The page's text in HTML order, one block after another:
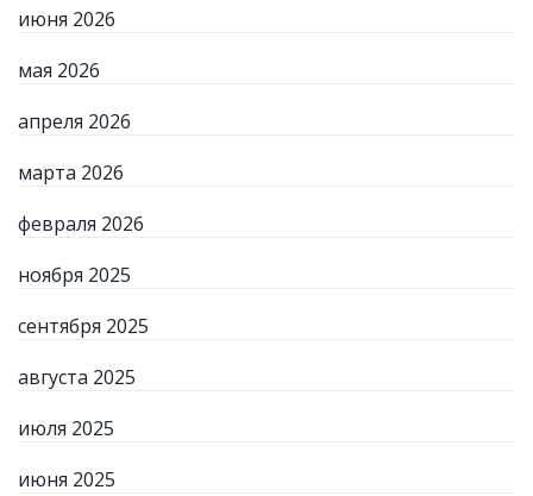
июня 2026
мая 2026
апреля 2026
марта 2026
февраля 2026
ноября 2025
сентября 2025
августа 2025
июля 2025
июня 2025